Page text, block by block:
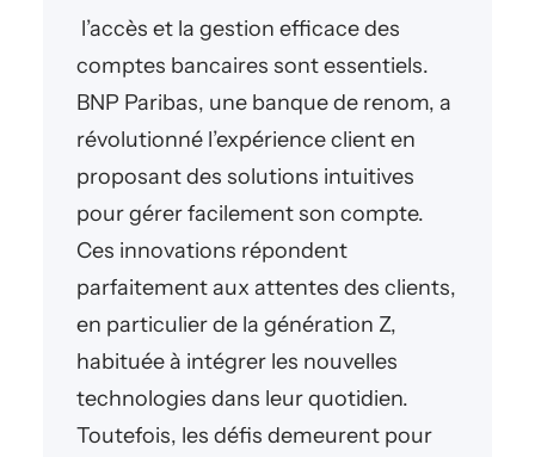
l’accès et la gestion efficace des
comptes bancaires sont essentiels.
BNP Paribas, une banque de renom, a
révolutionné l’expérience client en
proposant des solutions intuitives
pour gérer facilement son compte.
Ces innovations répondent
parfaitement aux attentes des clients,
en particulier de la génération Z,
habituée à intégrer les nouvelles
technologies dans leur quotidien.
Toutefois, les défis demeurent pour